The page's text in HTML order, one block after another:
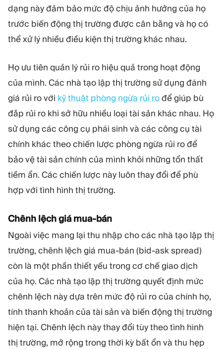
dạng này đảm bảo mức độ chịu ảnh hưởng của họ
trước biến động thị trường được cân bằng và họ có
thể xử lý nhiều điều kiện thị trường khác nhau.
Họ ưu tiên quản lý rủi ro hiệu quả trong hoạt động
của mình. Các nhà tạo lập thị trường sử dụng đánh
giá rủi ro với kỹ thuật phòng ngừa rủi rođể giúp bù
đắp rủi ro khi sở hữu nhiều loại tài sản khác nhau. Họ
sử dụng các công cụ phái sinh và các công cụ tài
chính khác theo chiến lược phòng ngừa rủi ro để
bảo vệ tài sản chính của mình khỏi những tổn thất
tiềm ẩn. Các chiến lược này luôn thay đổi để phù
hợp với tình hình thị trường.
Chênh lệch giá mua-bán
Ngoài việc mang lại thu nhập cho các nhà tạo lập thị
trường, chênh lệch giá mua-bán (bid-ask spread)
còn là một phần thiết yếu trong cơ chế giao dịch
của họ. Các nhà tạo lập thị trường quyết định mức
chênh lệch này dựa trên mức độ rủi ro của chính họ,
tính thanh khoản của tài sản và biến động thị trường
hiện tại. Chênh lệch này thay đổi tùy theo tình hình
thị trường, mở rộng trong thời kỳ bất ổn và thu hẹp